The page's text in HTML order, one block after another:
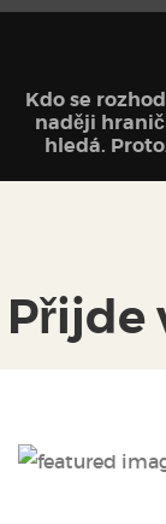
Kdo se
naději
hledá.
Přijde